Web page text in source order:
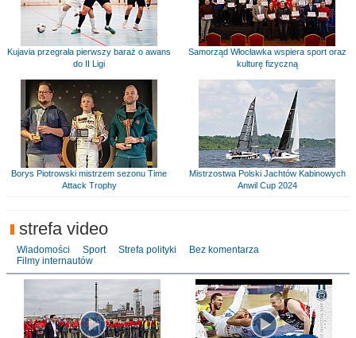
Kujavia przegrała pierwszy baraż o awans
do II Ligi
Samorząd Włocławka wspiera sport oraz
kulturę fizyczną
Borys Piotrowski mistrzem sezonu Time
Attack Trophy
Mistrzostwa Polski Jachtów Kabinowych
Anwil Cup 2024
strefa video
Wiadomości Sport Strefa polityki
Bez komentarza
Filmy internautów